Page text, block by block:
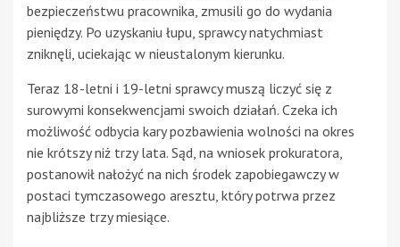
bezpieczeństwu pracownika, zmusili go do wydania
pieniędzy. Po uzyskaniu łupu, sprawcy natychmiast
zniknęli, uciekając w nieustalonym kierunku.
Teraz 18-letni i 19-letni sprawcy muszą liczyć się z
surowymi konsekwencjami swoich działań. Czeka ich
możliwość odbycia kary pozbawienia wolności na okres
nie krótszy niż trzy lata. Sąd, na wniosek prokuratora,
postanowił nałożyć na nich środek zapobiegawczy w
postaci tymczasowego aresztu, który potrwa przez
najbliższe trzy miesiące.